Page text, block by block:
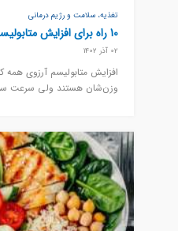
تغذیه، سلامت و رژیم درمانی
10 راه برای افزایش متابولیسم
02 آذر 1402
افزایش متابولیسم آرزوی
وزن‌شان هستند ولی سرعت